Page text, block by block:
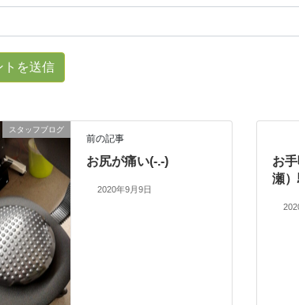
スタッフブログ
前の記事
お尻が痛い(-.-)
2020年9月9日
お
瀬